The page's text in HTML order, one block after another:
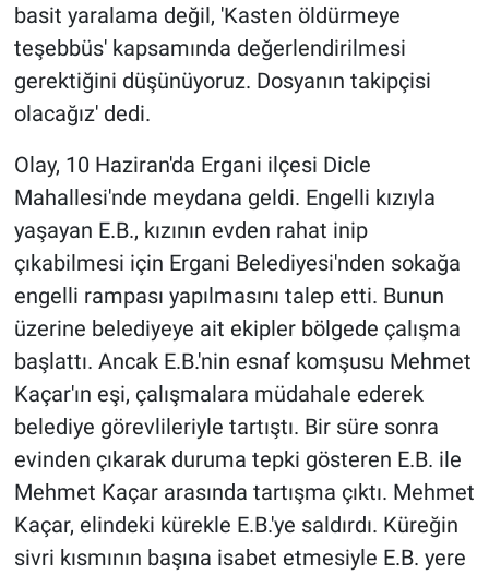
basit yaralama değil, 'Kasten öldürmeye
teşebbüs' kapsamında değerlendirilmesi
gerektiğini düşünüyoruz. Dosyanın takipçisi
olacağız' dedi.
Olay, 10 Haziran'da Ergani ilçesi Dicle
Mahallesi'nde meydana geldi. Engelli kızıyla
yaşayan E.B., kızının evden rahat inip
çıkabilmesi için Ergani Belediyesi'nden sokağa
engelli rampası yapılmasını talep etti. Bunun
üzerine belediyeye ait ekipler bölgede çalışma
başlattı. Ancak E.B.'nin esnaf komşusu Mehmet
Kaçar'ın eşi, çalışmalara müdahale ederek
belediye görevlileriyle tartıştı. Bir süre sonra
evinden çıkarak duruma tepki gösteren E.B. ile
Mehmet Kaçar arasında tartışma çıktı. Mehmet
Kaçar, elindeki kürekle E.B.'ye saldırdı. Küreğin
sivri kısmının başına isabet etmesiyle E.B. yere
Ne demişti
Nedir
Programlar
Sağlık
Teknoloji
Türkiye'nin Geleceği
Türkiye'nin Gündemi
Yerel Gündem